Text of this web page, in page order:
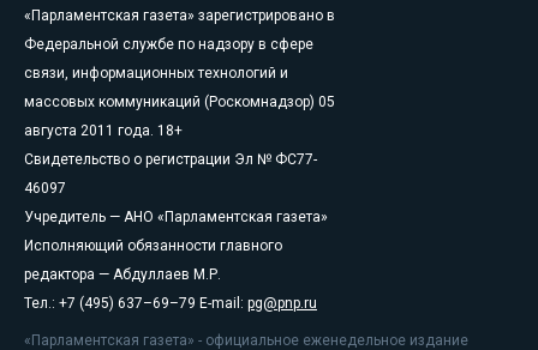
«Парламентская газета» зарегистрировано в
Федеральной службе по надзору в сфере
связи, информационных технологий и
массовых коммуникаций (Роскомнадзор) 05
августа 2011 года. 18+
Свидетельство о регистрации Эл № ФС77-
46097
Учредитель — АНО «Парламентская газета»
Исполняющий обязанности главного
редактора — Абдуллаев М.Р.
Тел.: +7 (495) 637–69–79 E-mail: pg@pnp.ru
«Парламентская газета» - официальное еженедельное издание